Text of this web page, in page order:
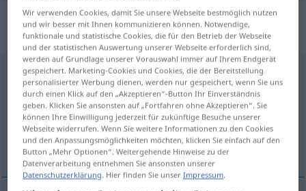
„Kundendienst“: Maskulinum,
männlich
Kundendienstm
Übersicht aller Übersetzungen
(Für mehr Details die Übersetzung anklicken/antippen)
klantenservice
Wir verwenden Cookies, damit Sie unsere Webseite bestmöglich nutzen
und wir besser mit Ihnen kommunizieren können. Notwendige,
funktionale und statistische Cookies, die für den Betrieb der Webseite
und der statistischen Auswertung unserer Webseite erforderlich sind,
werden auf Grundlage unserer Vorauswahl immer auf Ihrem Endgerät
gespeichert. Marketing-Cookies und Cookies, die der Bereitstellung
personalisierter Werbung dienen, werden nur gespeichert, wenn Sie uns
durch einen Klick auf den „Akzeptieren“-Button Ihr Einverständnis
geben. Klicken Sie ansonsten auf „Fortfahren ohne Akzeptieren“. Sie
können Ihre Einwilligung jederzeit für zukünftige Besuche unserer
Webseite widerrufen. Wenn Sie weitere Informationen zu den Cookies
und den Anpassungsmöglichkeiten möchten, klicken Sie einfach auf den
Button „Mehr Optionen“. Weitergehende Hinweise zu der
Datenverarbeitung entnehmen Sie ansonsten unserer
Datenschutzerklärung. Hier finden Sie unserImpressum.